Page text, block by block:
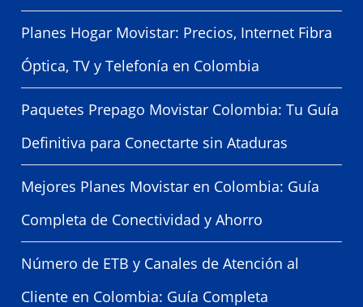
Planes Hogar Movistar: Precios, Internet Fibra
Óptica, TV y Telefonía en Colombia
Paquetes Prepago Movistar Colombia: Tu Guía
Definitiva para Conectarte sin Ataduras
Mejores Planes Movistar en Colombia: Guía
Completa de Conectividad y Ahorro
Número de ETB y Canales de Atención al
Cliente en Colombia: Guía Completa